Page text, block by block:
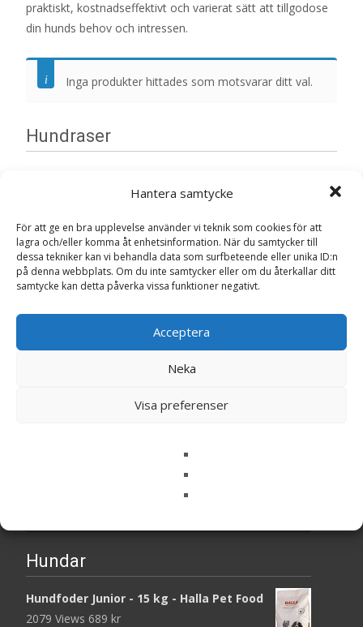
Hantera samtycke
För att ge en bra upplevelse använder vi teknik som cookies för att
lagra och/eller komma åt enhetsinformation. När du samtycker till
dessa tekniker kan vi behandla data som surfbeteende eller unika ID:n
på denna webbplats. Om du inte samtycker eller om du återkallar ditt
samtycke kan detta påverka vissa funktioner negativt.
Acceptera
Neka
Visa preferenser
praktiskt, kostnadseffektivt och varierat sätt att tillgodose
din hunds behov och intressen.
Inga produkter hittades som motsvarar ditt val.
Hundraser
Fransk bulldogg
Siberian Husky
Hundar
Hundfoder Junior - 15 kg - Halla Pet Food
2079 Views 689 kr